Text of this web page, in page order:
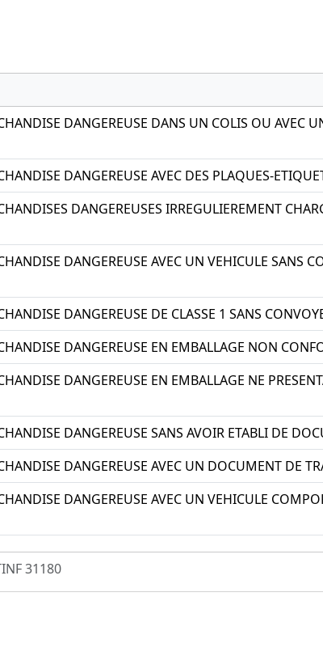
DANGEREUSE DANS UN COLIS OU AVEC
DANGEREUSE AVEC DES PLAQUES-
DANGEREUSES IRREGULIEREMENT
DANGEREUSE AVEC UN VEHICULE SANS
DANGEREUSE DE CLASSE 1 SANS
DANGEREUSE EN EMBALLAGE NON
DANGEREUSE EN EMBALLAGE NE
DANGEREUSE SANS AVOIR ETABLI DE
DANGEREUSE AVEC UN DOCUMENT DE
DANGEREUSE AVEC UN VEHICULE
31180